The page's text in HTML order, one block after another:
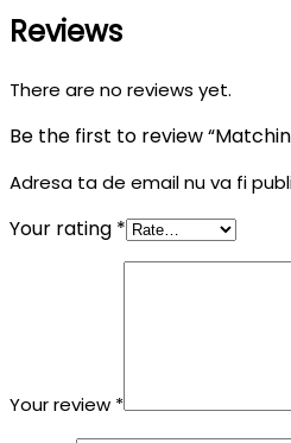
Reviews
There are no reviews yet.
Be the first to review
Adresa ta de email nu va fi
Your rating *
Your review *